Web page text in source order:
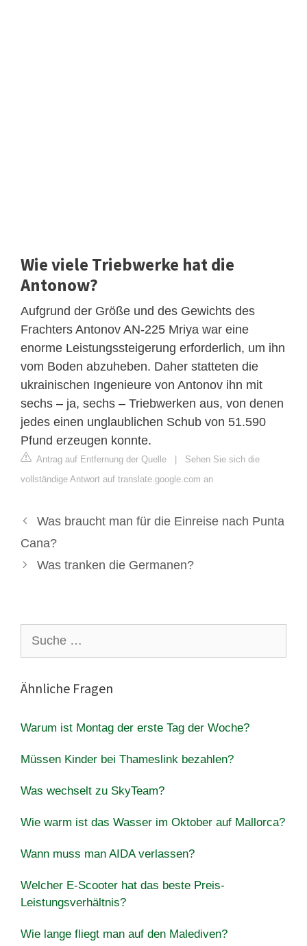
Wie viele Triebwerke hat die
Antonow?
Aufgrund der Größe und des Gewichts des
Frachters Antonov AN-225 Mriya war eine
enorme Leistungssteigerung erforderlich, um ihn
vom Boden abzuheben. Daher statteten die
ukrainischen Ingenieure von Antonov ihn mit
sechs – ja, sechs – Triebwerken aus, von denen
jedes einen unglaublichen Schub von 51.590
Pfund erzeugen konnte.
Antrag auf Entfernung der Quelle | Sehen Sie sich die
vollständige Antwort auf translate.google.com an
Was braucht man für die Einreise nach Punta
Cana?
Was tranken die Germanen?
nach:
Ähnliche Fragen
Warum ist Montag der erste Tag der Woche?
Müssen Kinder bei Thameslink bezahlen?
Was wechselt zu SkyTeam?
Wie warm ist das Wasser im Oktober auf Mallorca?
Wann muss man AIDA verlassen?
Welcher E-Scooter hat das beste Preis-
Leistungsverhältnis?
Wie lange fliegt man auf den Malediven?